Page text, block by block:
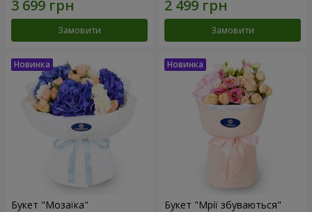
Замовити Замовити
Букет "Мозаїка" Букет "Мрії збуваються"